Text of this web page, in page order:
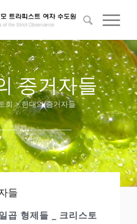
증거자들
회 > 현대의 증거자들
들
곱 형제들 _ 크리스토